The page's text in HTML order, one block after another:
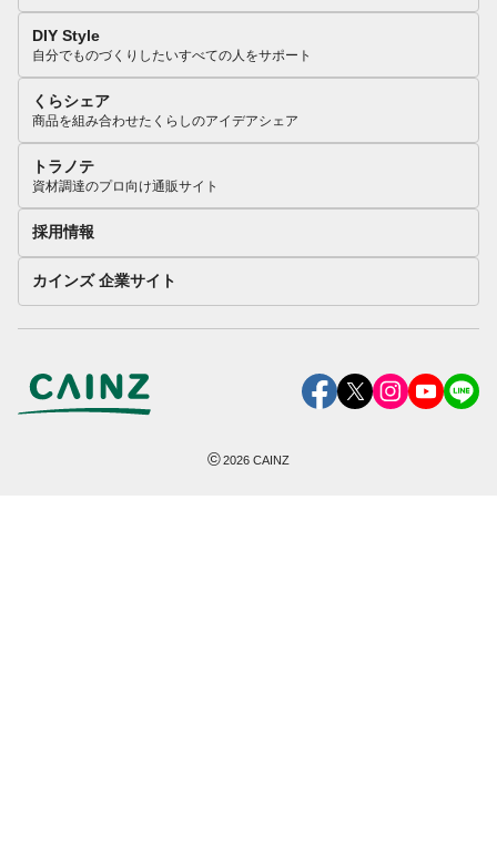
DIY Style
自分でものづくりしたいすべての人をサポート
くらシェア
商品を組み合わせたくらしのアイデアシェア
トラノテ
資材調達のプロ向け通販サイト
採用情報
カインズ 企業サイト
©2026 CAINZ